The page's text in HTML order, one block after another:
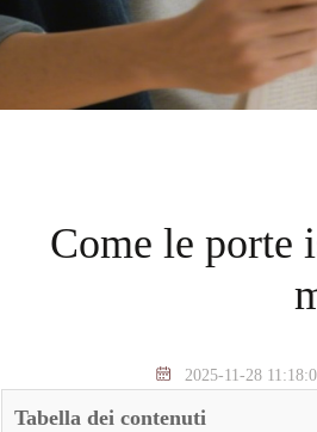
Come le porte
2025-11-28
Tabella dei contenuti